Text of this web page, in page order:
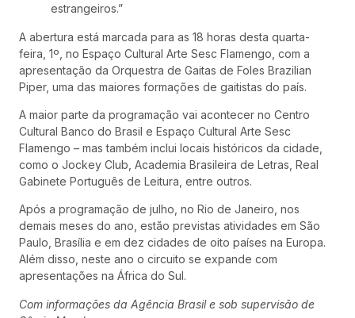
estrangeiros.”
A abertura está marcada para as 18 horas desta quarta-
feira, 1º, no Espaço Cultural Arte Sesc Flamengo, com a
apresentação da Orquestra de Gaitas de Foles Brazilian
Piper, uma das maiores formações de gaitistas do país.
A maior parte da programação vai acontecer no Centro
Cultural Banco do Brasil e Espaço Cultural Arte Sesc
Flamengo – mas também inclui locais históricos da cidade,
como o Jockey Club, Academia Brasileira de Letras, Real
Gabinete Português de Leitura, entre outros.
Após a programação de julho, no Rio de Janeiro, nos
demais meses do ano, estão previstas atividades em São
Paulo, Brasília e em dez cidades de oito países na Europa.
Além disso, neste ano o circuito se expande com
apresentações na África do Sul.
Com informações da Agência Brasil e sob supervisão de